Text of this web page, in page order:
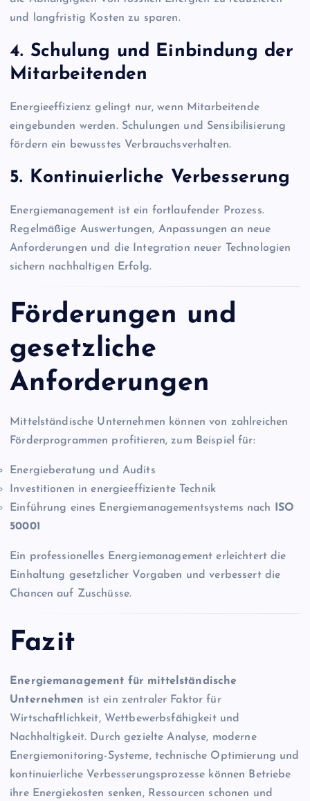
und langfristig Kosten zu sparen.
4. Schulung und Einbindung der
Mitarbeitenden
Energieeffizienz gelingt nur, wenn Mitarbeitende
eingebunden werden. Schulungen und Sensibilisierung
fördern ein bewusstes Verbrauchsverhalten.
5. Kontinuierliche Verbesserung
Energiemanagement ist ein fortlaufender Prozess.
Regelmäßige Auswertungen, Anpassungen an neue
Anforderungen und die Integration neuer Technologien
sichern nachhaltigen Erfolg.
Förderungen und
gesetzliche
Anforderungen
Mittelständische Unternehmen können von zahlreichen
Förderprogrammen profitieren, zum Beispiel für:
Energieberatung und Audits
Investitionen in energieeffiziente Technik
Einführung eines Energiemanagementsystems nach
ISO
50001
Ein professionelles Energiemanagement erleichtert die
Einhaltung gesetzlicher Vorgaben und verbessert die
Chancen auf Zuschüsse.
Fazit
Energiemanagement für mittelständische
Unternehmen ist ein zentraler Faktor für
Wirtschaftlichkeit, Wettbewerbsfähigkeit und
Nachhaltigkeit. Durch gezielte Analyse, moderne
Energiemonitoring-Systeme, technische Optimierung und
kontinuierliche Verbesserungsprozesse können Betriebe
ihre Energiekosten senken, Ressourcen schonen und